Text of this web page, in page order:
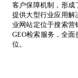
客户保障机制，形成
提供大型行业应用解
业网站定位于搜索营
GEO检索服务，全
位。